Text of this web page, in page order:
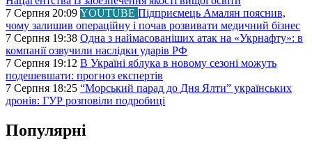
7 Серпня 20:09 YOUTUBE Підприємець Амалян пояснив,
чому залишив операційну і почав розвивати медичний бізнес
7 Серпня 19:38 Одна з наймасованіших атак на «Укрнафту»: в
компанії озвучили наслідки ударів РФ
7 Серпня 19:12 В Україні яблука в новому сезоні можуть
подешевшати: прогноз експертів
7 Серпня 18:25 “Морський парад до Дня Ялти” українських
дронів: ГУР розповіли подробиці
Популярні